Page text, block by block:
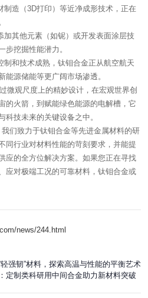
造（3D打印）等近净成形技术，正在
其他元素（如铌）或开发表面涂层技
步挖掘性能潜力。
和技术成熟，钛钼合金正从航空航天
源储能等更广阔市场渗透。
观尺度上的精妙设计，在宏观世界创
的火箭，到赋能绿色能源的电解槽，它
科技未来的关键设备之中。
致力于钛钼合金等先进金属材料的研
同行业对材料性能的苛刻要求，并能提
应的全方位解决方案。如果您正在寻找
应对极端工况的可靠材料，钛钼合金或
news/244.html
强韧”材料，探索高温与性能的平衡艺术
定制类科研用中间合金助力新材料突破